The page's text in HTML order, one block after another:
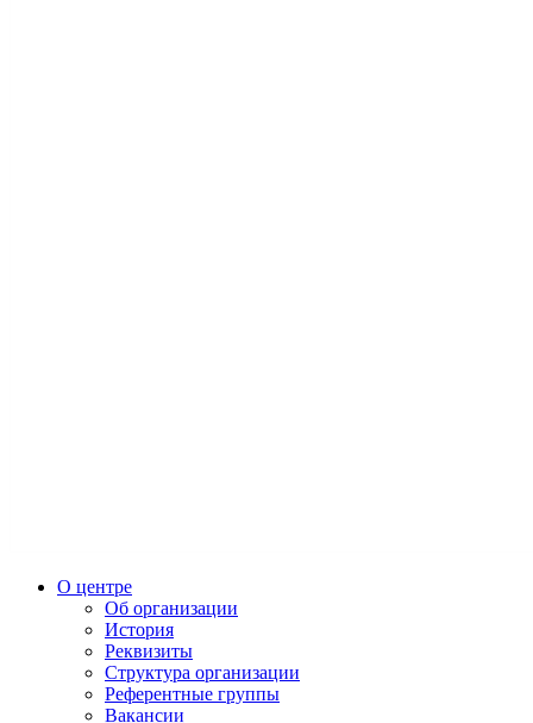
О центре
Об организации
История
Реквизиты
Структура организации
Референтные группы
Вакансии